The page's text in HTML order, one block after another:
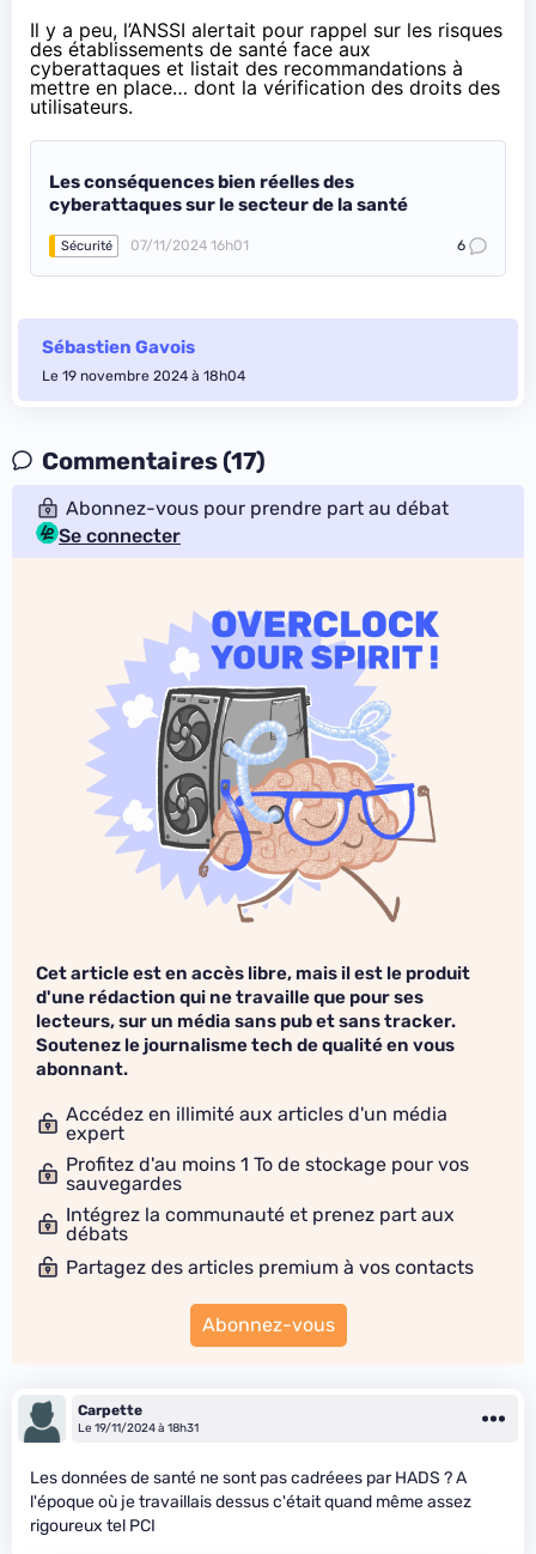
Il y a peu, l’ANSSI alertait pour rappel sur les risques
des établissements de santé face aux
cyberattaques et listait des recommandations à
mettre en place… dont la vérification des droits des
utilisateurs.
Les conséquences bien réelles des
cyberattaques sur le secteur de la santé
Sécurité 07/11/2024 16h01 6
Sébastien Gavois
Le 19 novembre 2024 à 18h04
Commentaires (17)
Abonnez-vous pour prendre part au débat
Se connecter
Cet article est en accès libre, mais il est le produit
d'une rédaction qui ne travaille que pour ses
lecteurs, sur un média sans pub et sans tracker.
Soutenez le journalisme tech de qualité en vous
abonnant.
Accédez en illimité aux articles d'un média
expert
Profitez d'au moins 1 To de stockage pour vos
sauvegardes
Intégrez la communauté et prenez part aux
débats
Partagez des articles premium à vos contacts
Abonnez-vous
Carpette
Le 19/11/2024 à 18h31
Les données de santé ne sont pas cadréees par HADS ? A
l'époque où je travaillais dessus c'était quand même assez
rigoureux tel PCI